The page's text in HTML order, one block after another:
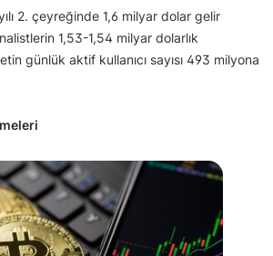
2. çeyreğinde 1,6 milyar dolar gelir
1,53-1,54 milyar dolarlık
günlük aktif kullanıcı sayısı 493 milyona